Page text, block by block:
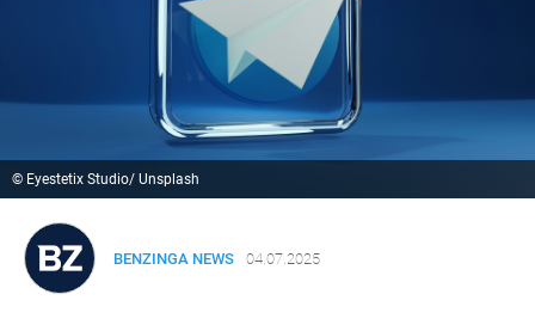
© Eyestetix Studio/ Unsplash
BENZINGA NEWS 04.07.2025